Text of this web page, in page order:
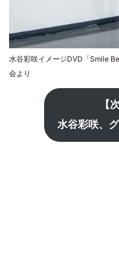
水谷彩咲イメージDVD「Smile
会より
【
水谷彩咲、